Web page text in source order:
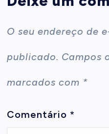
O seu endereço de
publicado. Campos
marcados com *
Comentário *